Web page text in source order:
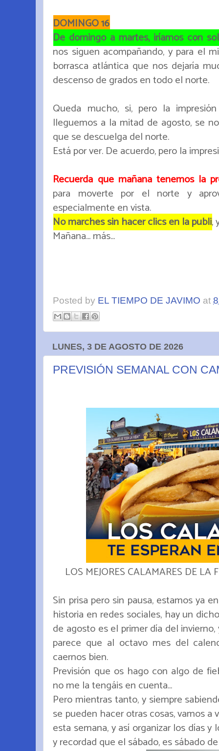
DOMINGO 16
De domingo a martes, iríamos con sol
nos siguen acompañando, y para el
borrasca atlántica que nos dejaría
descenso de grados en todo el norte.
Queda mucho, si, pero la
lleguemos a la mitad de agosto, se
que se descuelga del norte.
Está por ver. De acuerdo, pero la
Recuerda que mañana tenemos la
para moverte por el norte y
especialmente en vista.
No marches sin hacer clics en la publi,
Mañana... más...
Posted by EL TIEMPO DE JAVIMO at
LUNES, 3 DE AGOSTO DE 2026
PREVISIÓN SEMANAL CON
LOS MEJORES CALAMARES DE LA
Sin prisa pero sin pausa, estamos ya
historia en redes sociales, hay un
de agosto es el primer día del
parece que al octavo mes del
caernos bien.
Previsión que os hago con algo de
no me la tengáis en cuenta...
Pero mientras tanto, y siempre
se pueden hacer otras cosas, vamos
esta semana, y así organizar los días
y recordad que el sábado, es sábado de